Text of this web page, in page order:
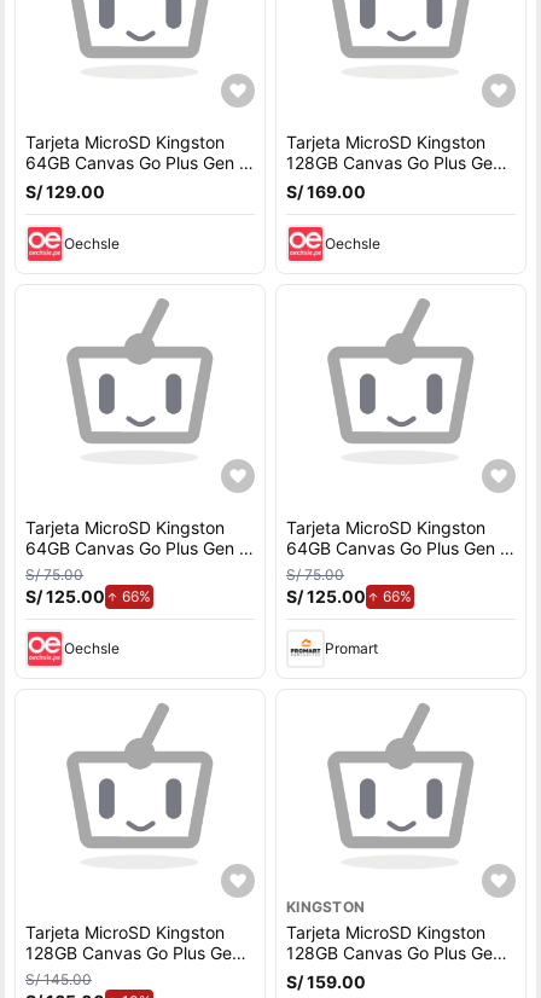
Tarjeta MicroSD Kingston
64GB Canvas Go Plus Gen 4
200Mbps A2 U3
S/ 129.00
Oechsle
Tarjeta MicroSD Kingston
128GB Canvas Go Plus Gen
4 200Mbps A2 U3
S/ 169.00
Oechsle
Tarjeta MicroSD Kingston
64GB Canvas Go Plus Gen 4
200Mbps A2 U3
S/ 75.00
S/ 125.00 66%
Oechsle
Tarjeta MicroSD Kingston
64GB Canvas Go Plus Gen 4
200Mbps A2 U3
S/ 75.00
S/ 125.00 66%de aumento.
Promart
Tarjeta MicroSD Kingston
128GB Canvas Go Plus Gen
4 200Mbps A2 U3
S/ 145.00
KINGSTON
Tarjeta MicroSD Kingston
128GB Canvas Go Plus Gen
4 200Mbps A2 U3
S/ 159.00